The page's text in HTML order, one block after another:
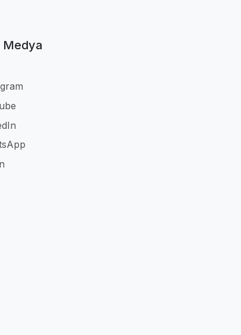
Medya